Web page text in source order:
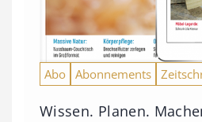
Abo Abonnements
Wissen. Planen.